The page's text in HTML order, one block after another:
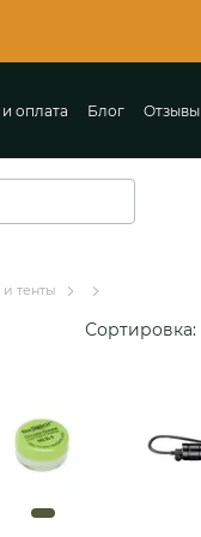
оплата Блог Отзывы
тенты
Сортировка: